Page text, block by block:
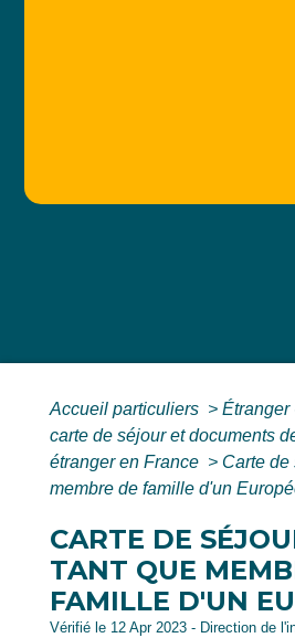
Accueil particuliers > Étranger
carte de séjour et documents
étranger en France > Carte de
membre de famille d'un
CARTE DE
TANT QUE
FAMILLE D'UN
Vérifié le 12 Apr 2023 - Direction de